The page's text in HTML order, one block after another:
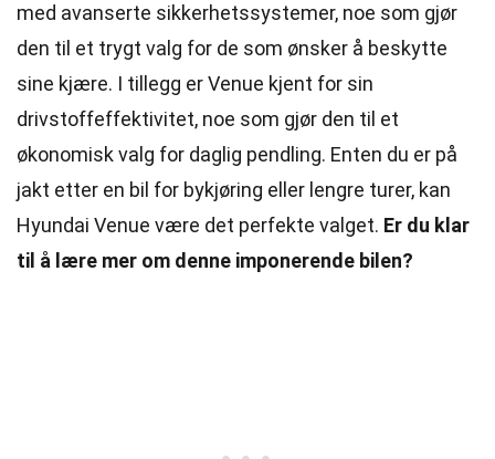
med avanserte sikkerhetssystemer, noe som gjør
den til et trygt valg for de som ønsker å beskytte
sine kjære. I tillegg er Venue kjent for sin
drivstoffeffektivitet, noe som gjør den til et
økonomisk valg for daglig pendling. Enten du er på
jakt etter en bil for bykjøring eller lengre turer, kan
Hyundai Venue være det perfekte valget. Er du klar
til å lære mer om denne imponerende bilen?